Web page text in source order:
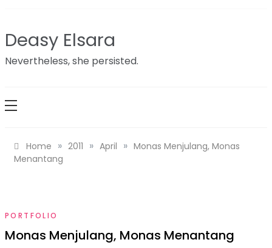
content
Deasy Elsara
Nevertheless, she persisted.
Home » 2011 » April » Monas Menjulang, Monas
Menantang
PORTFOLIO
Monas Menjulang, Monas Menantang